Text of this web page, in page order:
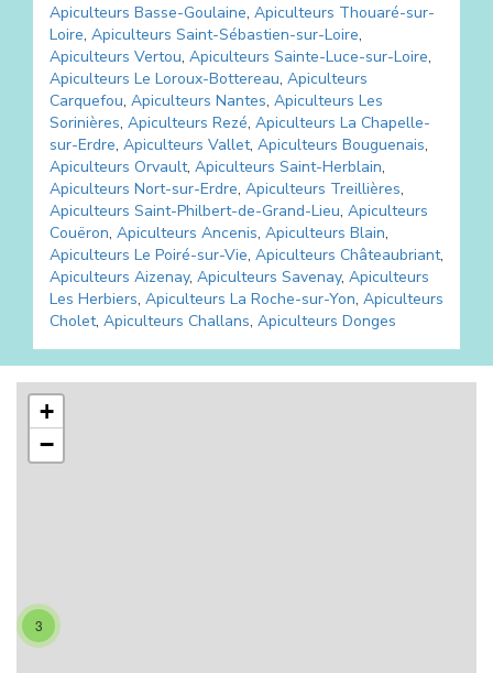
Apiculteurs Basse-Goulaine, Apiculteurs Thouaré-sur-
Loire, Apiculteurs Saint-Sébastien-sur-Loire,
Apiculteurs Vertou, Apiculteurs Sainte-Luce-sur-Loire,
Apiculteurs Le Loroux-Bottereau, Apiculteurs
Carquefou, Apiculteurs Nantes, Apiculteurs Les
Sorinières, Apiculteurs Rezé, Apiculteurs La Chapelle-
sur-Erdre, Apiculteurs Vallet, Apiculteurs Bouguenais,
Apiculteurs Orvault, Apiculteurs Saint-Herblain,
Apiculteurs Nort-sur-Erdre, Apiculteurs Treillières,
Apiculteurs Saint-Philbert-de-Grand-Lieu, Apiculteurs
Couëron, Apiculteurs Ancenis, Apiculteurs Blain,
Apiculteurs Le Poiré-sur-Vie, Apiculteurs Châteaubriant,
Apiculteurs Aizenay, Apiculteurs Savenay, Apiculteurs
Les Herbiers, Apiculteurs La Roche-sur-Yon, Apiculteurs
Cholet, Apiculteurs Challans, Apiculteurs Donges
3
+
−